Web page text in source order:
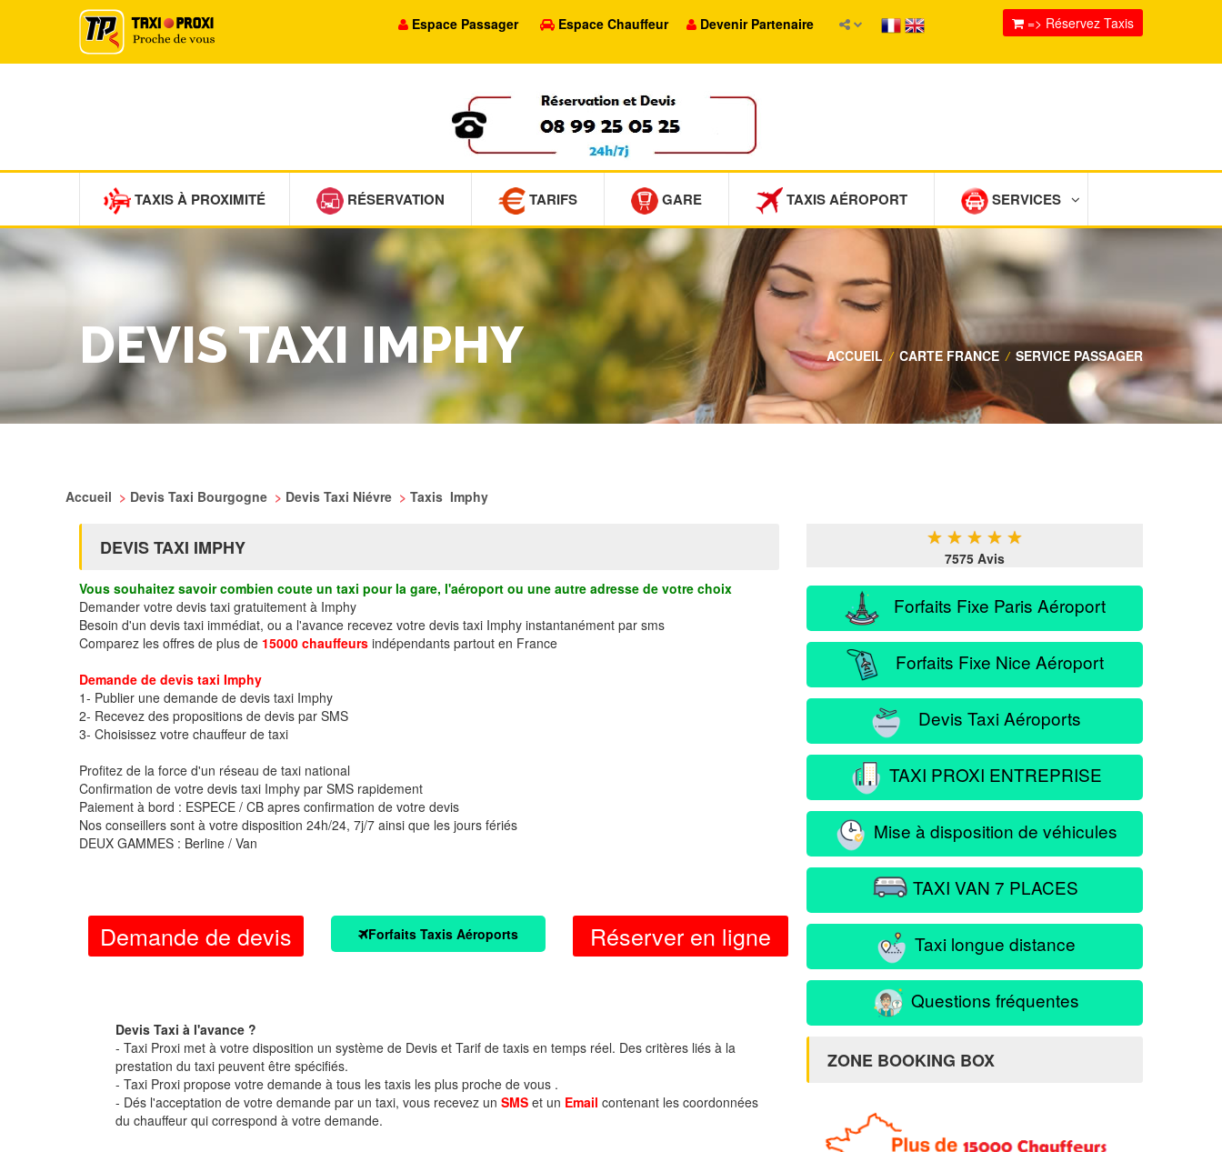
Espace Passager Espace Chauffeur Devenir Partenaire => Réservez Taxis
TAXIS À PROXIMITÉ RÉSERVATION TARIFS GARE TAXIS AÉROPORT SERVICES
DEVIS TAXI IMPHY ACCUEIL / CARTE FRANCE / SERVICE PASSAGER
Accueil > Devis Taxi Bourgogne > Devis Taxi Niévre > Taxis Imphy
DEVIS TAXI IMPHY
Vous souhaitez savoir combien coute un taxi pour la gare, l'aéroport ou une autre adresse de votre choix
Demander votre devis taxi gratuitement à Imphy
Besoin d'un devis taxi immédiat, ou a l'avance recevez votre devis taxi Imphy instantanément par sms
Comparez les offres de plus de 15000 chauffeurs indépendants partout en France
Demande de devis taxi Imphy
1- Publier une demande de devis taxi Imphy
2- Recevez des propositions de devis par SMS
3- Choisissez votre chauffeur de taxi
Profitez de la force d'un réseau de taxi national
Confirmation de votre devis taxi Imphy par SMS rapidement
Paiement à bord : ESPECE / CB apres confirmation de votre devis
Nos conseillers sont à votre disposition 24h/24, 7j/7 ainsi que les jours fériés
DEUX GAMMES : Berline / Van
Demande de devis Forfaits Taxis Aéroports Réserver en ligne
Devis Taxi à l'avance ?
- Taxi Proxi met à votre disposition un système de Devis et Tarif de taxis en temps réel. Des critères liés à la
prestation du taxi peuvent être spécifiés.
- Taxi Proxi propose votre demande à tous les taxis les plus proche de vous .
- Dés l'acceptation de votre demande par un taxi, vous recevez un SMS et un Email contenant les coordonnées
du chauffeur qui correspond à votre demande.
★ ★ ★ ★ ★
7575 Avis
Forfaits Fixe Paris Aéroport
Forfaits Fixe Nice Aéroport
Devis Taxi Aéroports
TAXI PROXI ENTREPRISE
Mise à disposition de véhicules
TAXI VAN 7 PLACES
Taxi longue distance
Questions fréquentes
ZONE BOOKING BOX